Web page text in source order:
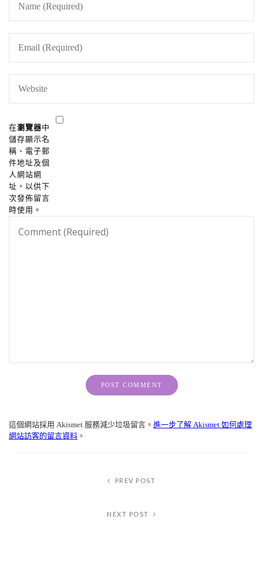
在瀏覽器中
儲存顯示名
稱、電子郵
件地址及個
人網站網
址，以供下
次發佈留言
時使用。
這個網站採用 Akismet 服務減少垃圾留言。 進一步了解 Akismet 如何處理
網站訪客的留言資料 。
PREV POST
NEXT POST